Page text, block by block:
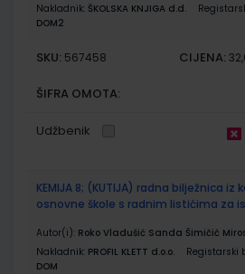
Nakladnik: ŠKOLSKA KNJIGA d.d.
DOM2
SKU: 567458 CIJENA:
ŠIFRA OMOTA:
Udžbenik
KEMIJA 8; (KUTIJA) radna bilježnica
osnovne škole s radnim listićima za
Autor(i): Roko Vladušić Sanda Šimičić
Nakladnik: PROFIL KLETT d.o.o. Registarski
DOM